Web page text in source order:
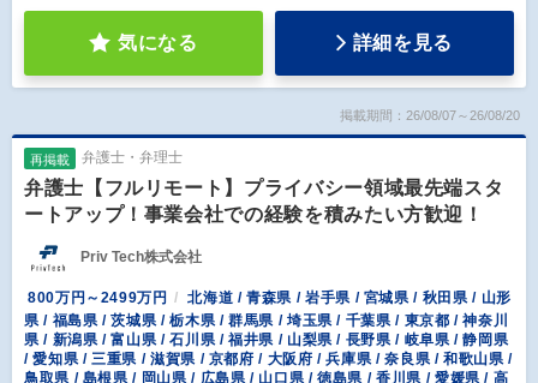
気になる 詳細を見る
掲載期間：26/08/07～26/08/20
再掲載 弁護士・弁理士
弁護士【フルリモート】プライバシー領域最先端スタ
ートアップ！事業会社での経験を積みたい方歓迎！
Priv Tech株式会社
800万円～2499万円
北海道 / 青森県 / 岩手県 / 宮城県 / 秋田県 / 山形
県 / 福島県 / 茨城県 / 栃木県 / 群馬県 / 埼玉県 / 千葉県 / 東京都 / 神奈川
県 / 新潟県 / 富山県 / 石川県 / 福井県 / 山梨県 / 長野県 / 岐阜県 / 静岡県
/ 愛知県 / 三重県 / 滋賀県 / 京都府 / 大阪府 / 兵庫県 / 奈良県 / 和歌山県 /
鳥取県 / 島根県 / 岡山県 / 広島県 / 山口県 / 徳島県 / 香川県 / 愛媛県 / 高